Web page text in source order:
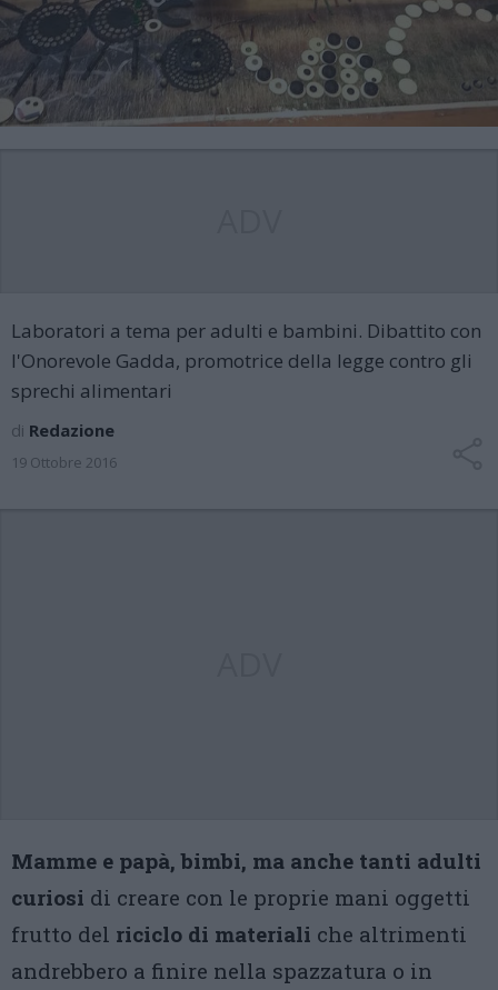
Laboratori a tema per adulti e bambini. Dibattito con
l'Onorevole Gadda, promotrice della legge contro gli
sprechi alimentari
di Redazione
19 Ottobre 2016
Mamme e papà, bimbi, ma anche tanti adulti
curiosi di creare con le proprie mani oggetti
frutto del riciclo di materiali che altrimenti
andrebbero a finire nella spazzatura o in